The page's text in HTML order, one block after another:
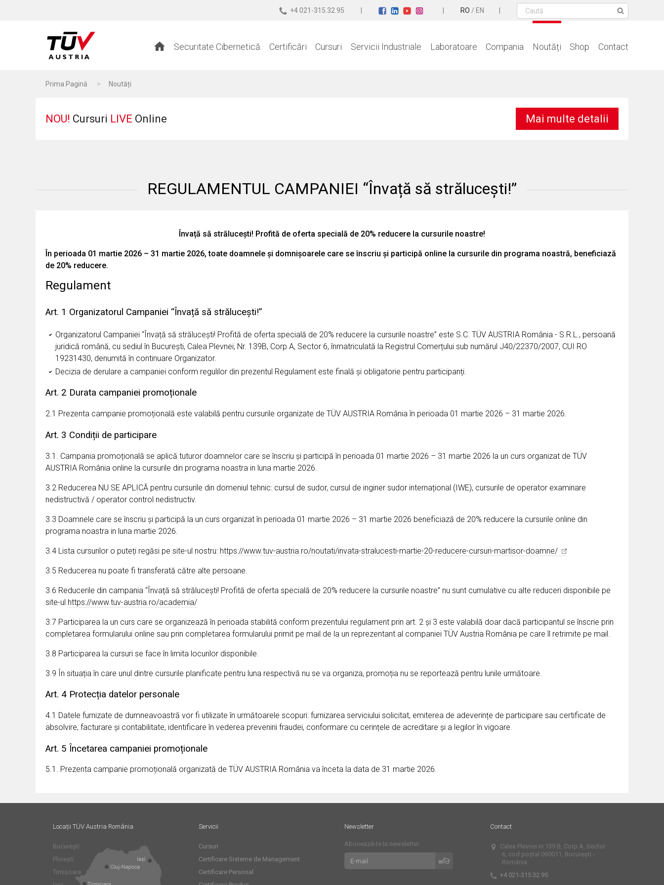
+4 021-315.32.95 RO / EN
Securitate Cibernetică Certificări Cursuri Servicii Industriale Laboratoare Compania Noutăți Shop Contact
Prima Pagină > Noutăți
NOU! Cursuri LIVE Online Mai multe detalii
REGULAMENTUL CAMPANIEI “Învață să strălucești!”
Învață să strălucești! Profită de oferta specială de 20% reducere la cursurile noastre!
În perioada 01 martie 2026 – 31 martie 2026, toate doamnele și domnișoarele care se înscriu și participă online la cursurile din programa noastră, beneficiază
de 20% reducere.
Regulament
Art. 1 Organizatorul Campaniei “Învață să strălucești!”
Organizatorul Campaniei “Învață să strălucești! Profită de oferta specială de 20% reducere la cursurile noastre” este S.C. TÜV AUSTRIA România - S.R.L., persoană
juridică română, cu sediul în București, Calea Plevnei, Nr. 139B, Corp A, Sector 6, înmatriculată la Registrul Comerțului sub numărul J40/22370/2007, CUI RO
19231430, denumită în continuare Organizator.
Decizia de derulare a campaniei conform regulilor din prezentul Regulament este finală și obligatorie pentru participanți.
Art. 2 Durata campaniei promoționale
2.1 Prezenta campanie promoțională este valabilă pentru cursurile organizate de TÜV AUSTRIA România în perioada 01 martie 2026 – 31 martie 2026.
Art. 3 Condiții de participare
3.1. Campania promoțională se aplică tuturor doamnelor care se înscriu și participă în perioada 01 martie 2026 – 31 martie 2026 la un curs organizat de TÜV
AUSTRIA România online la cursurile din programa noastra in luna martie 2026.
3.2 Reducerea NU SE APLICĂ pentru cursurile din domeniul tehnic: cursul de sudor, cursul de inginer sudor internațional (IWE), cursurile de operator examinare
nedistructivă / operator control nedistructiv.
3.3 Doamnele care se înscriu și participă la un curs organizat în perioada 01 martie 2026 – 31 martie 2026 beneficiază de 20% reducere la cursurile online din
programa noastra in luna martie 2026.
3.4 Lista cursurilor o puteți regăsi pe site-ul nostru: https://www.tuv-austria.ro/noutati/invata-stralucesti-martie-20-reducere-cursuri-martisor-doamne/
3.5 Reducerea nu poate fi transferată către alte persoane.
3.6 Reducerile din campania “Învață să strălucești! Profită de oferta specială de 20% reducere la cursurile noastre” nu sunt cumulative cu alte reduceri disponibile pe
site-ul https://www.tuv-austria.ro/academia/
3.7 Participarea la un curs care se organizează în perioada stabilită conform prezentului regulament prin art. 2 și 3 este valabilă doar dacă participantul se înscrie prin
completarea formularului online sau prin completarea formularului primit pe mail de la un reprezentant al companiei TÜV Austria România pe care îl retrimite pe mail.
3.8 Participarea la cursuri se face în limita locurilor disponibile.
3.9 În situația în care unul dintre cursurile planificate pentru luna respectivă nu se va organiza, promoția nu se reportează pentru lunile următoare.
Art. 4 Protecția datelor personale
4.1 Datele furnizate de dumneavoastră vor fi utilizate în următoarele scopuri: furnizarea serviciului solicitat, emiterea de adeverințe de participare sau certificate de
absolvire, facturare și contabilitate, identificare în vederea prevenirii fraudei, conformare cu cerințele de acreditare și a legilor în vigoare.
Art. 5 Încetarea campaniei promoționale
5.1. Prezenta campanie promoțională organizată de TÜV AUSTRIA România va înceta la data de 31 martie 2026.
Locații TÜV Austria România
București
Ploiești
Timișoara
Servicii
Cursuri
Certificare Sisteme de Management
Certificare Personal
Newsletter
Abonează-te la newsletter:
Contact
Calea Plevnei nr.139 B, Corp A, Sector
6, cod poștal 060011, București -
România
+4 021-315.32.95